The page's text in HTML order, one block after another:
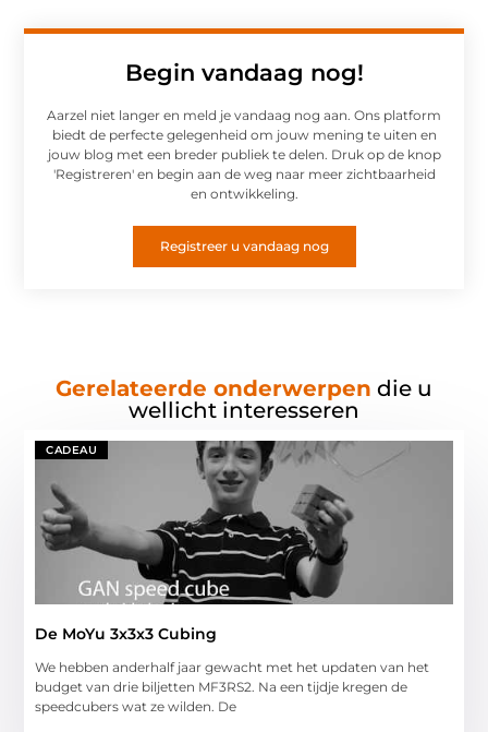
Begin vandaag nog!
Aarzel niet langer en meld je vandaag nog aan. Ons platform
biedt de perfecte gelegenheid om jouw mening te uiten en
jouw blog met een breder publiek te delen. Druk op de knop
'Registreren' en begin aan de weg naar meer zichtbaarheid
en ontwikkeling.
Registreer u vandaag nog
Gerelateerde onderwerpen die u
wellicht interesseren
CADEAU
De MoYu 3x3x3 Cubing
We hebben anderhalf jaar gewacht met het updaten van het
budget van drie biljetten MF3RS2. Na een tijdje kregen de
speedcubers wat ze wilden. De